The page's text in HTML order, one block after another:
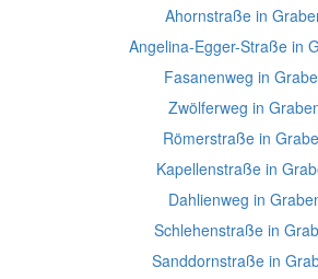
Ahornstraße in
Angelina-Egger-Straße in
Fasanenweg in
Zwölferweg in
Römerstraße in
Kapellenstraße in
Dahlienweg in
Schlehenstraße in
Sanddornstraße in